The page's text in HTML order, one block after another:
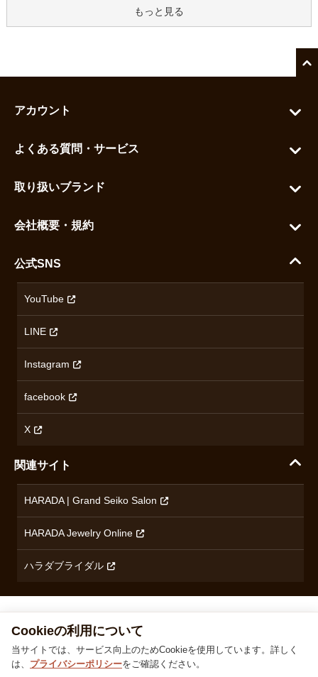
もっと見る
アカウント
お気に入りを見る
よくある質問・サービス
ご利用ガイド
配送・送料について
ハラダの保証とアフターサービス
取り扱いブランド
セイコー
カシオ
オリエントスター
ロンジン
チューダー
ブランド一覧を見る
会社概要・規約
沿革
プライバシーポリシー
無断転載・商用利用について
コンテンツ制作ポリシーおよび生成AIの利用指針
公式SNS
YouTube
LINE
Instagram
facebook
X
関連サイト
HARADA | Grand Seiko Salon
HARADA Jewelry Online
ハラダブライダル
TEL
© 1929‐2026 Harada